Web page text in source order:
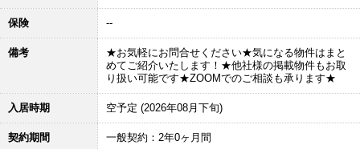
保険 --
備考
★お気軽にお問合せください★気になる物件はまと
めてご紹介いたします！★他社様の掲載物件もお取
り扱い可能です★ZOOMでのご相談も承ります★
入居時期 空予定 (2026年08月下旬)
契約期間 一般契約：2年0ヶ月間